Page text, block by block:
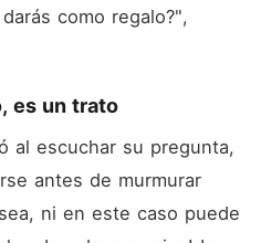
como regalo?",
es un trato
al escuchar su pregunta,
antes de murmurar
ni en este caso puede